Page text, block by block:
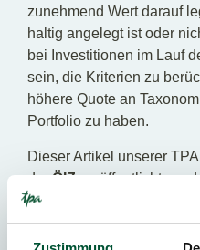
zunehmend Wert darauf
haltig angelegt ist oder
bei Investitionen im Lauf
sein, die Kriterien zu
höhere Quote an
Portfolio zu haben.
Dieser Artikel unserer
derÖIZveröffentlicht
Österreichische
Wenn Sie noch Fragen
Verordnunghaben,